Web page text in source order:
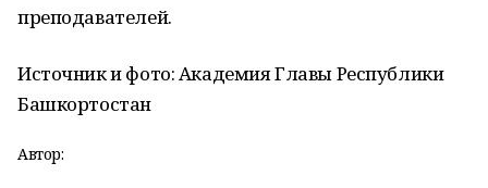
преподавателей.
Источник и фото: Академия Главы Республики
Башкортостан
Автор: